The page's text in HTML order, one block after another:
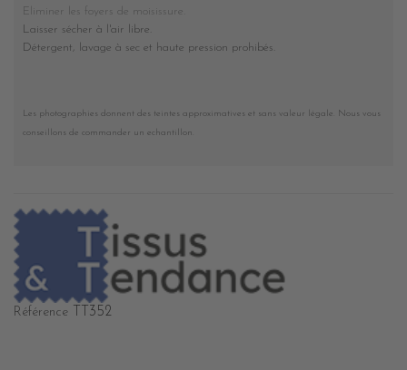
Eliminer les foyers de moisissure.
Laisser sécher à l'air libre.
Détergent, lavage à sec et haute pression prohibés
Les photographies donnent des teintes approximatives et sans valeur légale. Nous vous
conseillons de commander un echantillon.
Référence TT352